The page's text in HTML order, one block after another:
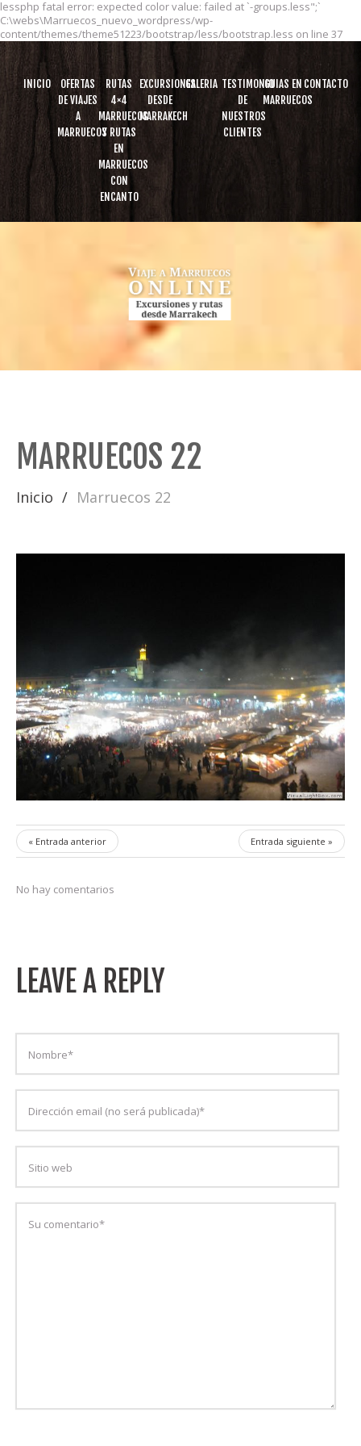
lessphp fatal error: expected color value: failed at `-groups.less";`
C:\webs\Marruecos_nuevo_wordpress/wp-
content/themes/theme51223/bootstrap/less/bootstrap.less on line 37
INICIO
OFERTAS
DE VIAJES
A
MARRUECOS
RUTAS
4×4
MARRUECOS
Y RUTAS
EN
MARRUECOS
CON
ENCANTO
EXCURSIONES
DESDE
MARRAKECH
GALERIA TESTIMONIO
DE
NUESTROS
CLIENTES
GUIAS EN
MARRUECOS
CONTACTO
MARRUECOS 22
Inicio Marruecos 22
« Entrada anterior Entrada siguiente »
No hay comentarios
LEAVE A REPLY